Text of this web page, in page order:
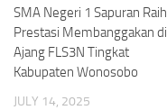
SMA Negeri 1 Sapuran Raih
Prestasi Membanggakan di
Ajang FLS3N Tingkat
Kabupaten Wonosobo
JULY 14, 2025